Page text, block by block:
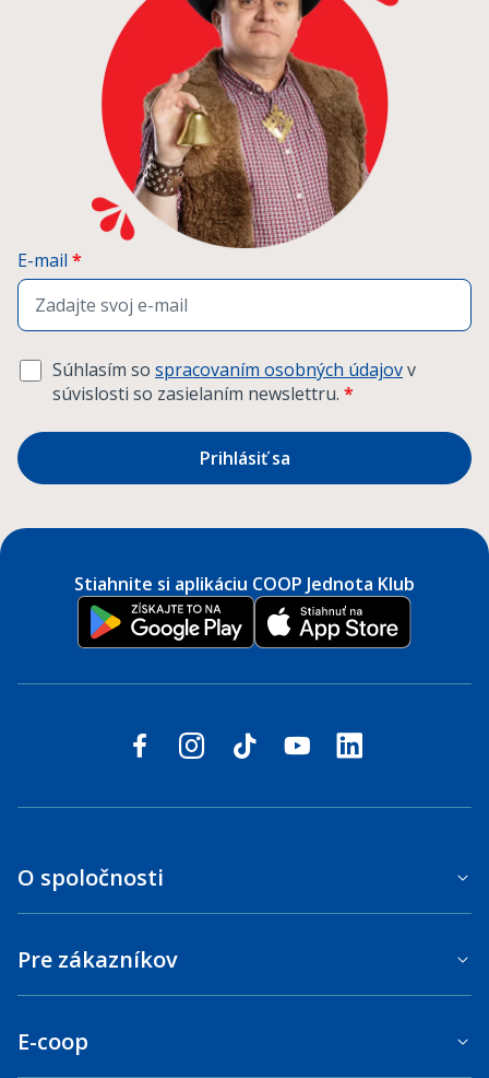
E-mail *
Súhlasím so spracovaním osobných údajovv
súvislosti so zasielaním newslettru. *
Prihlásiť sa
Stiahnite si aplikáciu COOP Jednota Klub
Sledujte nás na sociálnych sieťach
facebookinstagram
tiktok youtubelinkedin
O spoločnosti
Pre zákazníkov
E-coop